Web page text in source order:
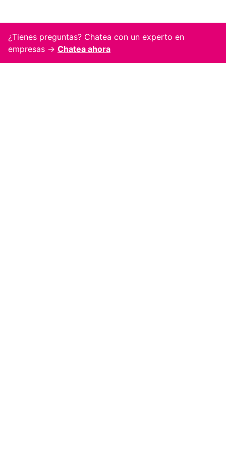
¿Tienes preguntas? Chatea con un experto en
empresas → Chatea ahora